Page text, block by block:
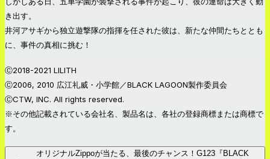
き出す。
井河アサギから独立遊撃隊の指揮を任された彼は、新たな仲間たちととも
に、事件の真相に挑む！
Ⓒ2018-2021 LILITH
Ⓒ2006, 2010 広江礼威・小学館／BLACK LAGOON製作委員会
ⒸCTW, INC. All rights reserved.
※その他記載されている会社名、製品名は、各社の登録商標または商標で
す。
オリジナルZippoが当たる、最後のチャンス！G123『BLACK